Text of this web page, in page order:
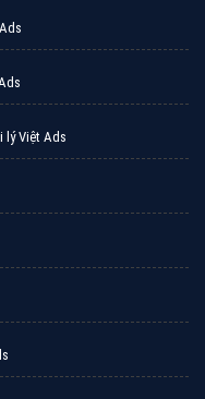
lý Việt Ads